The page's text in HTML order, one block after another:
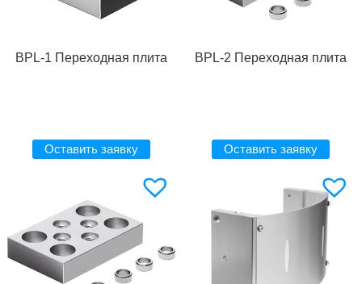
BPL-1 Переходная плита
Оставить заявку
BPL-2 Переходная плита
Оставить заявку